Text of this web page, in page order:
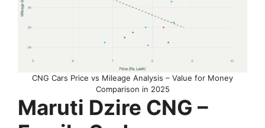
CNG Cars Price vs Mileage Analysis – Value for Money
Comparison in 2025
Maruti Dzire CNG –